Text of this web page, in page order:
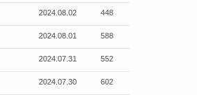
2024.08.02 448
2024.08.01 588
2024.07.31 552
2024.07.30 602